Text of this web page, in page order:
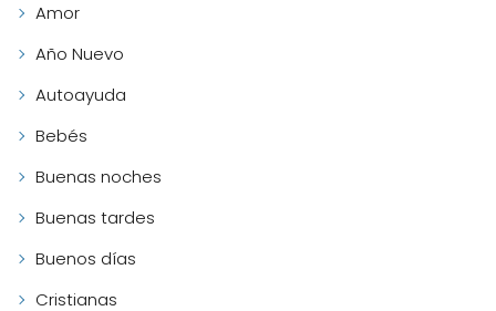
Amor
Año Nuevo
Autoayuda
Bebés
Buenas noches
Buenas tardes
Buenos días
Cristianas